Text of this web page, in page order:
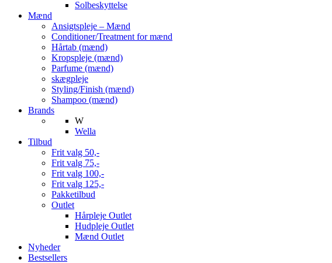
Solbeskyttelse
Mænd
Ansigtspleje – Mænd
Conditioner/Treatment for mænd
Hårtab (mænd)
Kropspleje (mænd)
Parfume (mænd)
skægpleje
Styling/Finish (mænd)
Shampoo (mænd)
Brands
W
Wella
Tilbud
Frit valg 50,-
Frit valg 75,-
Frit valg 100,-
Frit valg 125,-
Pakketilbud
Outlet
Hårpleje Outlet
Hudpleje Outlet
Mænd Outlet
Nyheder
Bestsellers